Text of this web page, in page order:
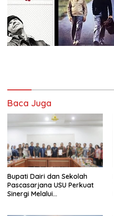
Baca Juga
Bupati Dairi dan Sekolah
Pascasarjana USU Perkuat
Sinergi Melalui